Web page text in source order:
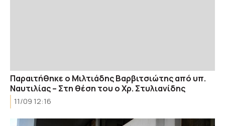
Παραιτήθηκε ο Μιλτιάδης Βαρβιτσιώτης από υπ.
Ναυτιλίας – Στη θέση του ο Χρ. Στυλιανίδης
11/09 12:16